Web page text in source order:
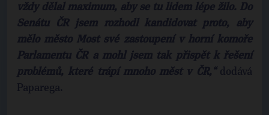
vždy dělal maximum, aby se tu lidem lépe žilo. Do
Senátu ČR jsem rozhodl kandidovat proto, aby
mělo město Most své zastoupení v horní komoře
Parlamentu ČR a mohl jsem tak přispět k řešení
problémů, které trápí mnoho měst v ČR,“dodává
Paparega.